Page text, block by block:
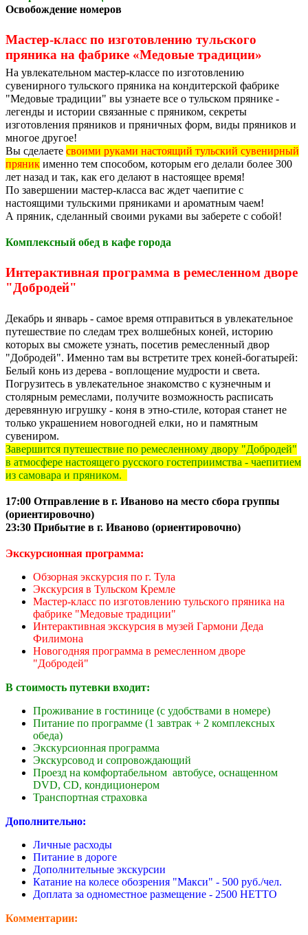
Освобождение номеров
Мастер-класс по изготовлению тульского
пряника на фабрике «Медовые традиции»
На увлекательном мастер-классе по изготовлению
сувенирного тульского пряника на кондитерской фабрике
"Медовые традиции" вы узнаете все о тульском прянике -
легенды и истории связанные с пряником, секреты
изготовления пряников и пряничных форм, виды пряников и
многое другое!
Вы сделаете своими руками настоящий тульский сувенирный
пряник именно тем способом, которым его делали более 300
лет назад и так, как его делают в настоящее время!
По завершении мастер-класса вас ждет чаепитие с
настоящими тульскими пряниками и ароматным чаем!
А пряник, сделанный своими руками вы заберете с собой!
Комплексный обед в кафе города
Интерактивная программа в ремесленном дворе
"Добродей"
Декабрь и январь - самое время отправиться в увлекательное
путешествие по следам трех волшебных коней, историю
которых вы сможете узнать, посетив ремесленный двор
"Добродей". Именно там вы встретите трех коней-богатырей:
Белый конь из дерева - воплощение мудрости и света.
Погрузитесь в увлекательное знакомство с кузнечным и
столярным ремеслами, получите возможность расписать
деревянную игрушку - коня в этно-стиле, которая станет не
только украшением новогодней елки, но и памятным
сувениром.
Завершится путешествие по ремесленному двору "Добродей"
в атмосфере настоящего русского гостеприимства - чаепитием
из самовара и пряником.
17:00 Отправление в г. Иваново на место сбора группы
(ориентировочно)
23:30 Прибытие в г. Иваново (ориентировочно)
Экскурсионная программа:
Обзорная экскурсия по г. Тула
Экскурсия в Тульском Кремле
Мастер-класс по изготовлению тульского пряника на
фабрике "Медовые традиции"
Интерактивная экскурсия в музей Гармони Деда
Филимона
Новогодняя программа в ремесленном дворе
"Добродей"
В стоимость путевки входит:
Проживание в гостинице (с удобствами в номере)
Питание по программе (1 завтрак + 2 комплексных
обеда)
Экскурсионная программа
Экскурсовод и сопровождающий
Проезд на комфортабельном автобусе, оснащенном
DVD, CD, кондиционером
Транспортная страховка
Дополнительно:
Личные расходы
Питание в дороге
Дополнительные экскурсии
Катание на колесе обозрения "Макси" - 500 руб./чел.
Доплата за одноместное размещение - 2500 НЕТТО
Комментарии: